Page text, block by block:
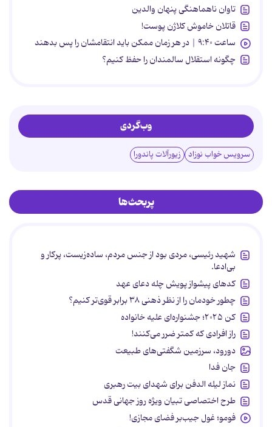
تاوان ناهماهنگی پنهان والدین
قاتلان خاموش کلاژن پوست!
ساعت ۹:۴۰ | در هر زمان ممکن باید انتقامشان را پس بدهند
چگونه استقلال سالمندان را حفظ کنیم؟
وب‌گردی
سرویس خواب نوزاد زیورآلات پاندورا
پربحث‌ها
شهید رئیسی، مردی بود از جنس مردم، ساده‌زیست، پرکار و
بی‌ادعا.
کدهای پیشواز پویش چله دعای عهد
چطور خودمان را از نظر ذهنی ۳۸ برابر قوی‌تر کنیم؟
کن ۲۰۲۵؛ جشنواره‌ای علیه خانواده
راز افرادی که کمتر ضرر می‌کنند!
دورود، سرزمین شگفتی‌های طبیعت
جان فدا
نماز لیله الدفن برای شهدای بیت رهبری
طرح اختصاصی تبیان ویژه روز جهانی قدس
فومو؛ غول جیب‌بر فضای مجازی!